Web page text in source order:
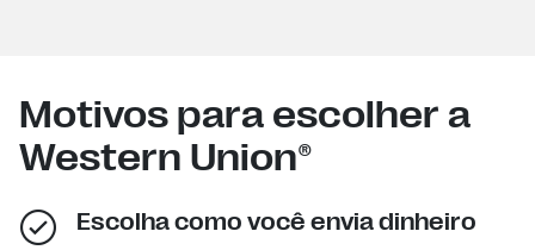
Motivos para escolher a
Western Union®
Escolha como você envia dinheiro